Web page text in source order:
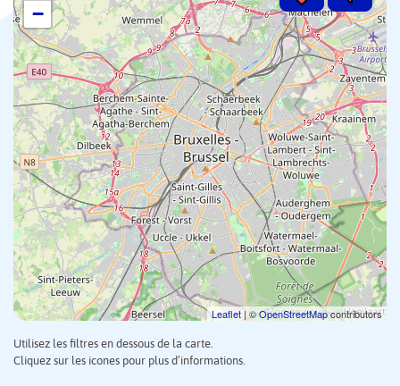
−
Leaflet| ©OpenStreetMapcontributors
Utilisez les filtres en dessous de la carte.
Cliquez sur les icones pour plus d’informations.